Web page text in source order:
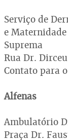
Serviço de
e
Suprema
Rua Dr.
Contato para
Alfenas
Ambulatório
Praça Dr.